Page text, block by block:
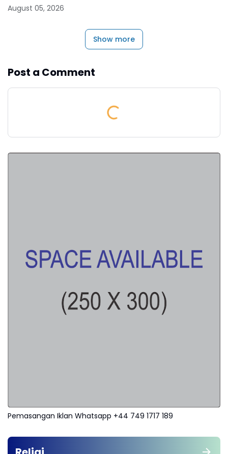
August 05, 2026
Show more
Post a Comment
Pemasangan Iklan Whatsapp +44 749 1717 189